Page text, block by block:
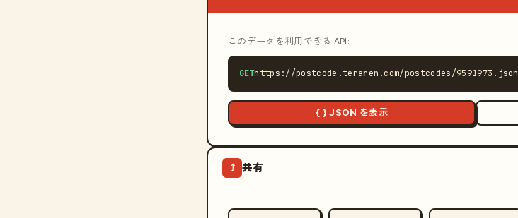
このデータを利用できる API:
GEThttps://postcode.teraren.com/postcodes/9591973.json
{ } JSON を表示
⤴ 共有